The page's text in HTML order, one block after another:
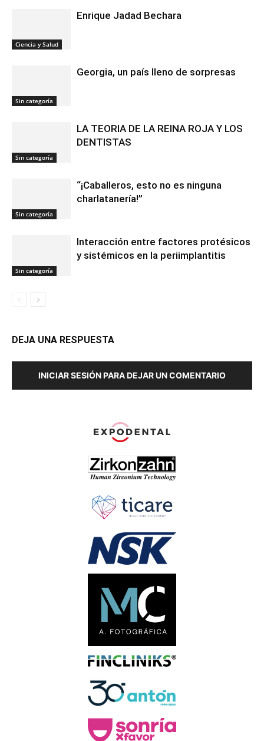
Ciencia y Salud
Enrique Jadad Bechara
Sin categoría
Georgia, un país lleno de sorpresas
Sin categoría
LA TEORIA DE LA REINA ROJA Y LOS
DENTISTAS
Sin categoría
“¡Caballeros, esto no es ninguna
charlatanería!”
Sin categoría
Interacción entre factores protésicos
y sistémicos en la periimplantitis
DEJA UNA RESPUESTA
INICIAR SESIÓN PARA DEJAR UN COMENTARIO